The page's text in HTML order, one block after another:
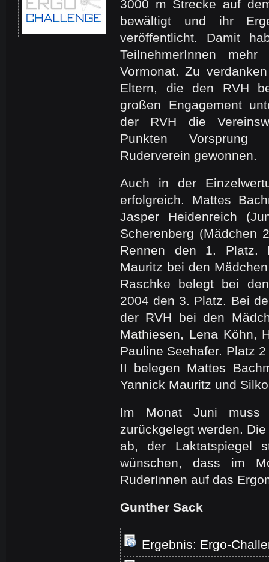
3000 m Strecke auf
bewältigt und ihr
veröffentlicht. Damit
TeilnehmerInnen
Vormonat. Zu
Eltern, die den RVH
großen Engagement
der RVH die
Punkten
Ruderverein gewonnen.
Auch in der
erfolgreich. Mattes
Jasper Heidenreich
Scherenberg (Mädchen
Rennen den 1. Platz.
Mauritz bei den
Raschke belegt bei
2004 den 3. Platz. Bei
der RVH bei den
Mathiesen, Lena Köhn,
Pauline Seehafer. Platz
II belegen Mattes
Yannick Mauritz und
Im Monat Juni
zurückgelegt werden.
ab, der Laktatspiegel
wünschen, dass im
RuderInnen auf das
Gunther Sack
Ergebnis: Ergo-